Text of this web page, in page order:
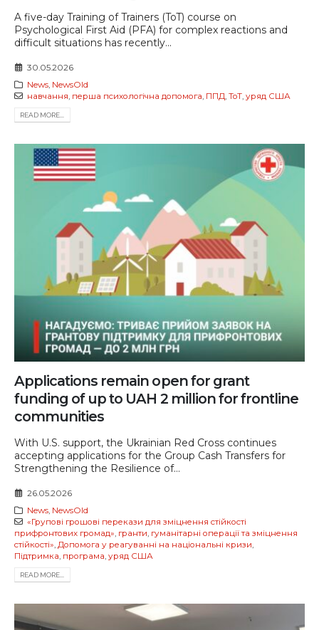
A five-day Training of Trainers (ToT) course on
Psychological First Aid (PFA) for complex reactions and
difficult situations has recently...
30.05.2026
News, NewsOld
навчання, перша психологічна допомога, ППД, ТоТ, уряд США
READ MORE...
Applications remain open for grant
funding of up to UAH 2 million for frontline
communities
With U.S. support, the Ukrainian Red Cross continues
accepting applications for the Group Cash Transfers for
Strengthening the Resilience of...
26.05.2026
News, NewsOld
«Групові грошові перекази для зміцнення стійкості
прифронтових громад», гранти, гуманітарні операції та зміцнення
стійкості», Допомога у реагуванні на національні кризи,
Підтримка, програма, уряд США
READ MORE...